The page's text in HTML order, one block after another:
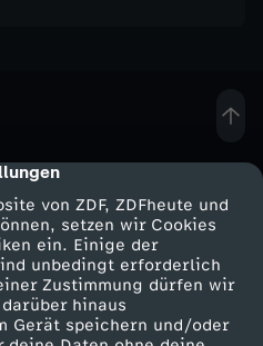
von ZDF, ZDFheute und
setzen wir Cookies
ein. Einige der
unbedingt erforderlich
Zustimmung dürfen wir
hinaus
Gerät speichern und/oder
Service
ZDFmitreden